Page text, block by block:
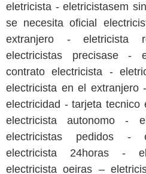
eletricista - eletricistasem
se necesita oficial
extranjero - eletricista
electricistas precisase -
contrato electricista -
electricista en el extranjero
electricidad - tarjeta tecnico
electricista autonomo -
electricistas pedidos -
electricista 24horas -
electricista oeiras –